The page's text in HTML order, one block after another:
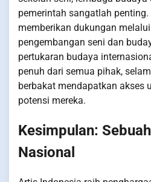
pemerintah sangatlah
memberikan dukungan
pengembangan seni dan
pertukaran budaya
penuh dari semua pihak,
berbakat mendapatkan akses
potensi mereka.
Kesimpulan:
Nasional